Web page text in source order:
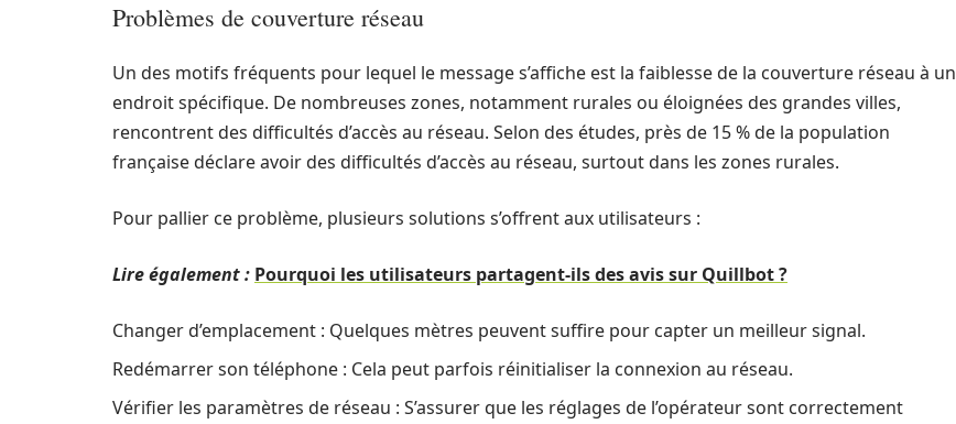
Problèmes de couverture réseau
Un des motifs fréquents pour lequel le message s’affiche est la faiblesse de la couverture réseau à un
endroit spécifique. De nombreuses zones, notamment rurales ou éloignées des grandes villes,
rencontrent des difficultés d’accès au réseau. Selon des études, près de 15 % de la population
française déclare avoir des difficultés d’accès au réseau, surtout dans les zones rurales.
Pour pallier ce problème, plusieurs solutions s’offrent aux utilisateurs :
Lire également : Pourquoi les utilisateurs partagent-ils des avis sur Quillbot ?
Changer d’emplacement : Quelques mètres peuvent suffire pour capter un meilleur signal.
Redémarrer son téléphone : Cela peut parfois réinitialiser la connexion au réseau.
Vérifier les paramètres de réseau : S’assurer que les réglages de l’opérateur sont correctement